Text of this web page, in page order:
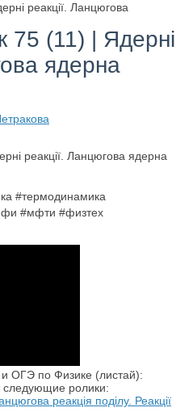
реакції. Ланцюгова
75 (11) | Ядерні
ядерна
#термодинамика
#мфти #физтех
ОГЭ по Физике (листай):
следующие ролики: